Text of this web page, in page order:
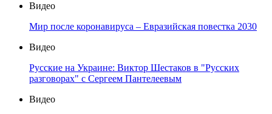
Видео
Мир после коронавируса – Евразийская повестка 2030
Видео
Русские на Украине: Виктор Шестаков в "Русских
разговорах" с Сергеем Пантелеевым
Видео